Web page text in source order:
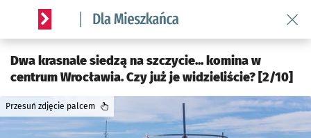
Serwis informacyjny wroclaw.pl podserwis: Dla mieszkańca
Dwa krasnale siedzą na szczycie... komina w
centrum Wrocławia. Czy już je widzieliście? [2/10]
Przesuń zdjęcie palcem